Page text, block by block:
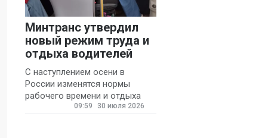
Минтранс утвердил
новый режим труда и
отдыха водителей
С наступлением осени в
России изменятся нормы
рабочего времени и отдыха
для автомобилистов.
09:59 30 июля 2026